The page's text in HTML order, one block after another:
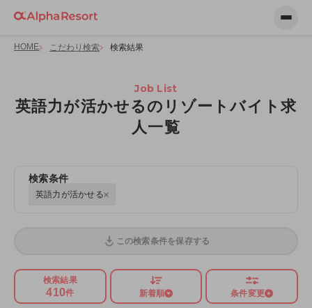
HOME こだわり検索 検索結果
Job List
英語力が活かせるのリゾートバイト求
人一覧
検索条件
英語力が活かせる
この検索条件を保存する
検索結果
410件 新着順 条件変更